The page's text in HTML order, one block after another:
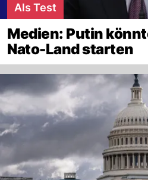
Als Test
Medien: Putin
Nato-Land starten